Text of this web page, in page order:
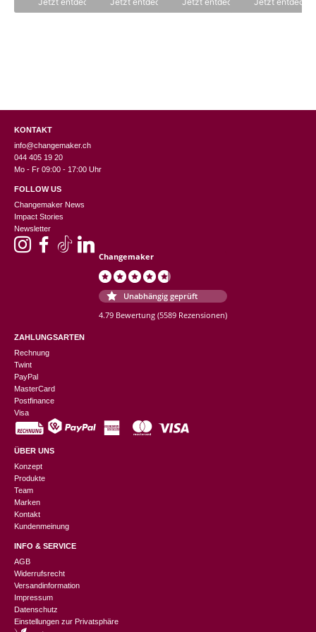
gewählt
KONTAKT
info@changemaker.ch
044 405 19 20
Mo - Fr 09:00 - 17:00 Uhr
FOLLOW US
Changemaker News
Impact Stories
Newsletter
Changemaker
Unabhängig geprüft
4.79 Bewertung (5589 Rezensionen)
ZAHLUNGSARTEN
Rechnung
Twint
PayPal
MasterCard
Postfinance
Visa
ÜBER UNS
Konzept
Produkte
Team
Marken
Kontakt
Kundenmeinung
INFO & SERVICE
AGB
Widerrufsrecht
Versandinformation
Impressum
Datenschutz
Einstellungen zur Privatsphäre